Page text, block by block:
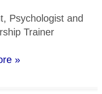
Psychologist and
Trainer
»